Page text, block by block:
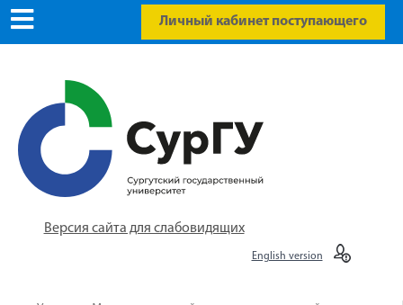
Личный кабинет поступающего
Версия сайта для слабовидящих
English version